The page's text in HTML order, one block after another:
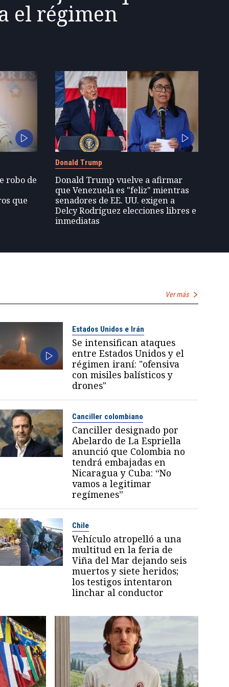
el régimen
robo de
que
Donald Trump
Donald Trump vuelve a afirmar
que Venezuela es "feliz" mientras
senadores de EE. UU. exigen a
Delcy Rodríguez elecciones libres e
inmediatas
Ver más
Estados Unidos e Irán
Se intensifican ataques
entre Estados Unidos y el
régimen iraní: "ofensiva
con misiles balísticos y
drones"
Canciller colombiano
Canciller designado por
Abelardo de La Espriella
anunció que Colombia no
tendrá embajadas en
Nicaragua y Cuba: “No
vamos a legitimar
regímenes”
Chile
Vehículo atropelló a una
multitud en la feria de
Viña del Mar dejando seis
muertos y siete heridos;
los testigos intentaron
linchar al conductor